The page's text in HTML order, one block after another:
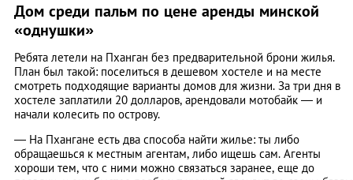
Дом среди пальм по цене аренды минской
«однушки»
Ребята летели на Пханган без предварительной брони жилья.
План был такой: поселиться в дешевом хостеле и на месте
смотреть подходящие варианты домов для жизни. За три дня в
хостеле заплатили 20 долларов, арендовали мотобайк — и
начали колесить по острову.
— На Пхангане есть два способа найти жилье: ты либо
обращаешься к местным агентам, либо ищешь сам. Агенты
хороши тем, что с ними можно связаться заранее, еще до